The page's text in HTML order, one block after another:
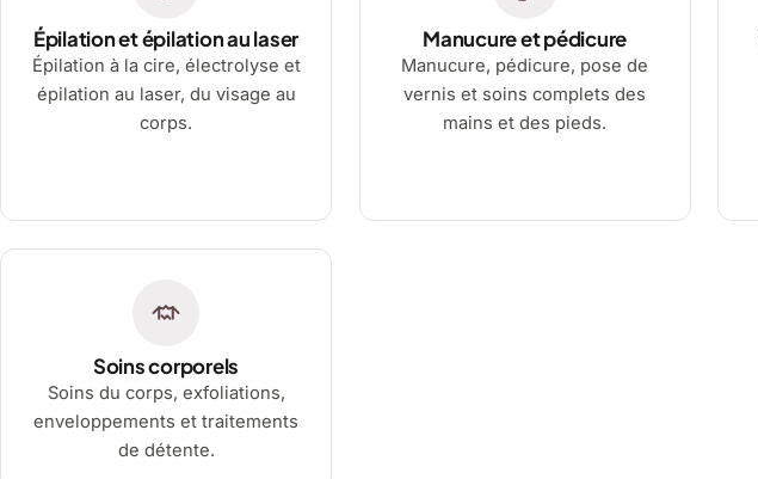
Épilation et épilation au laser
Épilation à la cire, électrolyse et
épilation au laser, du visage au
corps.
Manucure et pédicure
Manucure, pédicure, pose de
vernis et soins complets des
mains et des pieds.
Soins corporels
Soins du corps, exfoliations,
enveloppements et traitements
de détente.